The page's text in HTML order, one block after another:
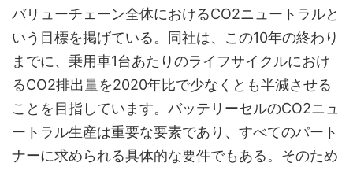
バリューチェーン全体におけるCO2ニュートラルと
いう目標を掲げている。同社は、この10年の終わり
までに、乗用車1台あたりのライフサイクルにおけ
るCO2排出量を2020年比で少なくとも半減させる
ことを目指しています。バッテリーセルのCO2ニュ
ートラル生産は重要な要素であり、すべてのパート
ナーに求められる具体的な要件でもある。そのため